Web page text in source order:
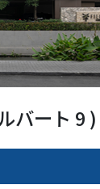
バート 9 )